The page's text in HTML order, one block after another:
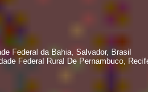
Federal da Bahia, Salvador, Brasil
Federal Rural De Pernambuco,